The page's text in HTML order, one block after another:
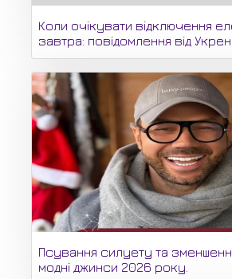
Коли очікувати відключення
завтра: повідомлення від
Псування силуету та
модні джинси 2026 року.